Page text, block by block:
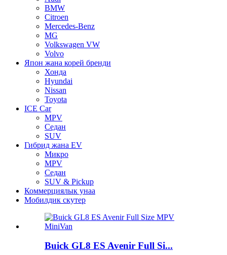
BMW
Citroen
Mercedes-Benz
MG
Volkswagen VW
Volvo
Япон жана корей бренди
Хонда
Hyundai
Nissan
Toyota
ICE Car
MPV
Седан
SUV
Гибрид жана EV
Микро
MPV
Седан
SUV & Pickup
Коммерциялык унаа
Мобилдик скутер
Buick GL8 ES Avenir Full Si...